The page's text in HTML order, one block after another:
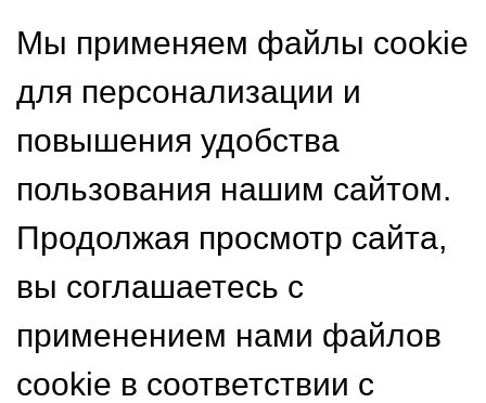
Мы применяем файлы cookie
для персонализации и
повышения удобства
пользования нашим сайтом.
Продолжая просмотр сайта,
вы соглашаетесь с
применением нами файлов
cookie в соответствии с